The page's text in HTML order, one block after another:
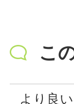
こ
より良